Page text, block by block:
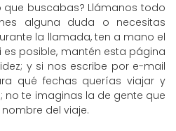
que buscabas? Llámanos todo
alguna duda o necesitas
la llamada, ten a mano el
es posible, mantén esta página
y si nos escribe por e-mail
qué fechas querías viajar y
no te imaginas la de gente que
del viaje.